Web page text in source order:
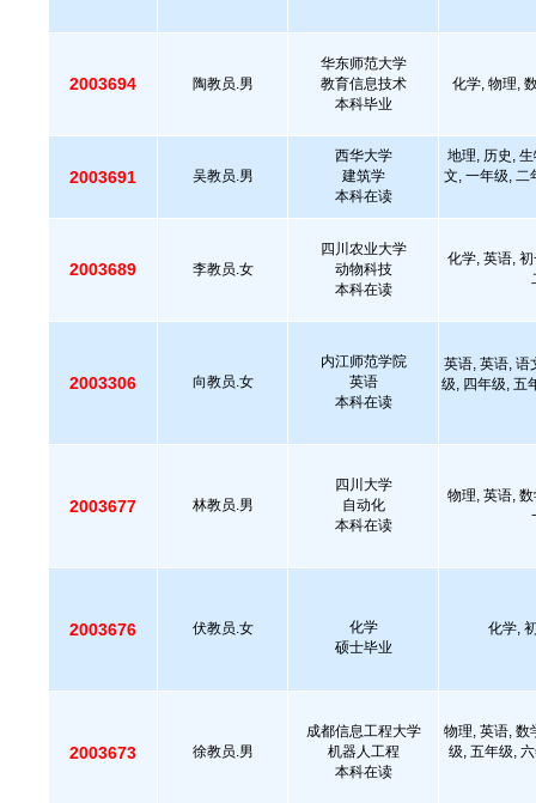
2003694 陶教员.男
华东师范大学
教育信息技术
本科毕业
化学, 物理,
2003691 吴教员.男
西华大学
建筑学
本科在读
地理, 历史,
文, 一年级, 二
2003689 李教员.女
四川农业大学
动物科技
本科在读
化学, 英语,
2003306 向教员.女
内江师范学院
英语
本科在读
英语, 英语, 语
级, 四年级, 五
2003677 林教员.男
四川大学
自动化
本科在读
物理, 英语,
2003676 伏教员.女
化学
硕士毕业
化学,
2003673 徐教员.男
成都信息工程大学
机器人工程
本科在读
物理, 英语, 数
级, 五年级,